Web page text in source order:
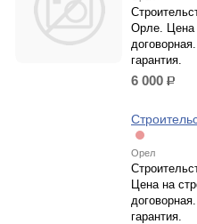
Орле. Цена
гарантия.
6 000 р.
Орел
Цена на
гарантия.